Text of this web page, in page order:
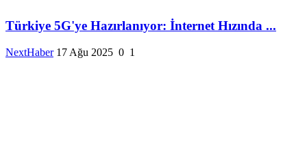
Türkiye 5G'ye Hazırlanıyor: İnternet Hızında ...
NextHaber 17 Ağu 2025 0 1